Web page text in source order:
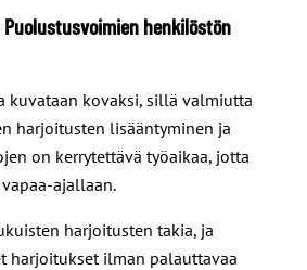
henkilöstön
kuvataan kovaksi, sillä valmiutta
harjoitusten lisääntyminen ja
on kerrytettävä työaikaa, jotta
ajallaan.
harjoitusten takia, ja
harjoitukset ilman palauttavaa